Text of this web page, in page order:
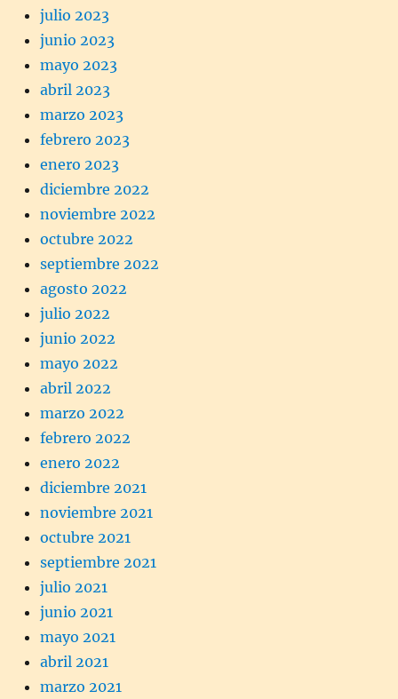
julio 2023
junio 2023
mayo 2023
abril 2023
marzo 2023
febrero 2023
enero 2023
diciembre 2022
noviembre 2022
octubre 2022
septiembre 2022
agosto 2022
julio 2022
junio 2022
mayo 2022
abril 2022
marzo 2022
febrero 2022
enero 2022
diciembre 2021
noviembre 2021
octubre 2021
septiembre 2021
julio 2021
junio 2021
mayo 2021
abril 2021
marzo 2021